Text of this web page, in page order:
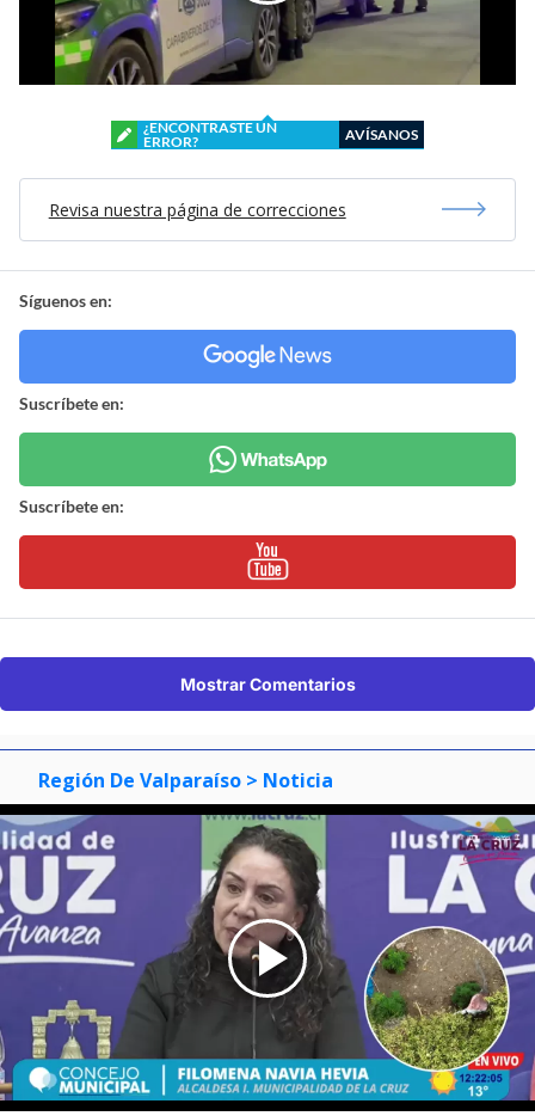
¿ENCONTRASTE UN
ERROR?
AVÍSANOS
Revisa nuestra página de correcciones
Síguenos en:
Suscríbete en:
Suscríbete en:
Mostrar Comentarios
Región De Valparaíso > Noticia